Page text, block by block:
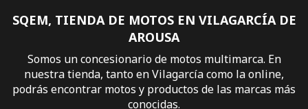
SQEM, TIENDA DE MOTOS EN VILAGARCÍA DE
AROUSA
Somos un concesionario de motos multimarca. En
nuestra tienda, tanto en Vilagarcía como la online,
podrás encontrar motos y productos de las marcas más
conocidas.